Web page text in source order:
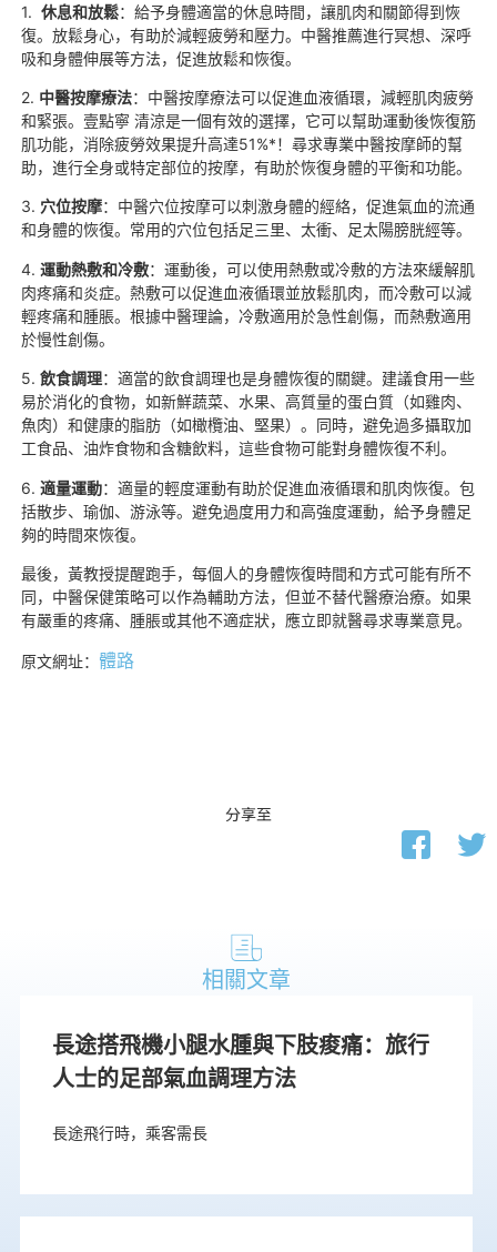
1. 休息和放鬆：給予身體適當的休息時間，讓肌肉和關節得到恢
復。放鬆身心，有助於減輕疲勞和壓力。中醫推薦進行冥想、深呼
吸和身體伸展等方法，促進放鬆和恢復。
2. 中醫按摩療法：中醫按摩療法可以促進血液循環，減輕肌肉疲勞
和緊張。壹點寧 清涼是一個有效的選擇，它可以幫助運動後恢復筋
肌功能，消除疲勞效果提升高達51%*！尋求專業中醫按摩師的幫
助，進行全身或特定部位的按摩，有助於恢復身體的平衡和功能。
3. 穴位按摩：中醫穴位按摩可以刺激身體的經絡，促進氣血的流通
和身體的恢復。常用的穴位包括足三里、太衝、足太陽膀胱經等。
4. 運動熱敷和冷敷：運動後，可以使用熱敷或冷敷的方法來緩解肌
肉疼痛和炎症。熱敷可以促進血液循環並放鬆肌肉，而冷敷可以減
輕疼痛和腫脹。根據中醫理論，冷敷適用於急性創傷，而熱敷適用
於慢性創傷。
5. 飲食調理：適當的飲食調理也是身體恢復的關鍵。建議食用一些
易於消化的食物，如新鮮蔬菜、水果、高質量的蛋白質（如雞肉、
魚肉）和健康的脂肪（如橄欖油、堅果）。同時，避免過多攝取加
工食品、油炸食物和含糖飲料，這些食物可能對身體恢復不利。
6. 適量運動：適量的輕度運動有助於促進血液循環和肌肉恢復。包
括散步、瑜伽、游泳等。避免過度用力和高強度運動，給予身體足
夠的時間來恢復。
最後，黃教授提醒跑手，每個人的身體恢復時間和方式可能有所不
同，中醫保健策略可以作為輔助方法，但並不替代醫療治療。如果
有嚴重的疼痛、腫脹或其他不適症狀，應立即就醫尋求專業意見。
原文網址： 體路
分享至
相關文章
長途搭飛機小腿水腫與下肢痠痛：旅行
人士的足部氣血調理方法
長途飛行時，乘客需長